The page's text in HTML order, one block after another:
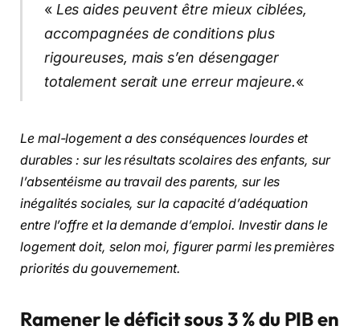
« Les aides peuvent être mieux ciblées,
accompagnées de conditions plus
rigoureuses, mais s’en désengager
totalement serait une erreur majeure.«
Le mal-logement a des conséquences lourdes et
durables : sur les résultats scolaires des enfants, sur
l’absentéisme au travail des parents, sur les
inégalités sociales, sur la capacité d’adéquation
entre l’offre et la demande d’emploi. Investir dans le
logement doit, selon moi, figurer parmi les premières
priorités du gouvernement.
Ramener le déficit sous 3 % du PIB en